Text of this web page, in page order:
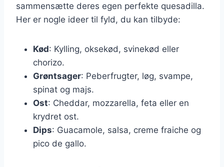
sammensætte deres egen perfekte quesadilla.
Her er nogle ideer til fyld, du kan tilbyde:
Kød: Kylling, oksekød, svinekød eller
chorizo.
Grøntsager: Peberfrugter, løg, svampe,
spinat og majs.
Ost: Cheddar, mozzarella, feta eller en
krydret ost.
Dips: Guacamole, salsa, creme fraiche og
pico de gallo.